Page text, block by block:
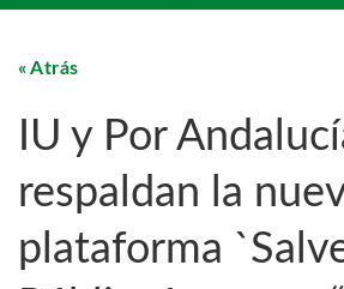
Atrás
IU y Por
respaldan la
plataforma